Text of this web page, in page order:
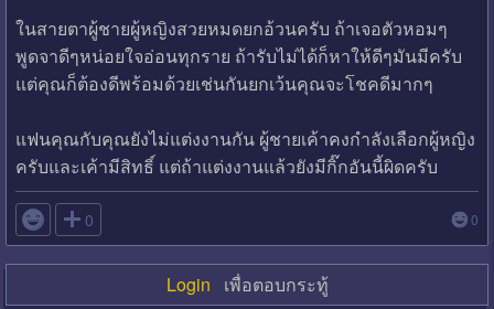
ในสายตาผู้ชายผู้หญิงสวยหมดยกอ้วนครับ ถ้าเจอตัวหอมๆ
พูดจาดีๆหน่อยใจอ่อนทุกราย ถ้ารับไม่ได้ก็หาให้ดีๆมันมีครับ
แต่คุณก็ต้องดีพร้อมด้วยเช่นกันยกเว้นคุณจะโชคดีมากๆ
แฟนคุณกับคุณยังไม่แต่งงานกัน ผู้ชายเค้าคงกำลังเลือกผู้หญิง
ครับและเค้ามีสิทธิ์ แต่ถ้าแต่งงานแล้วยังมีกิ๊กอันนี้ผิดครับ
 0 0
Login เพื่อตอบกระทู้